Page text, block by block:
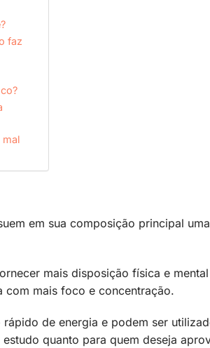
faz
mal
em sua composição principal
mais disposição física e
com mais foco e concentração.
de energia e podem ser
quanto para quem deseja